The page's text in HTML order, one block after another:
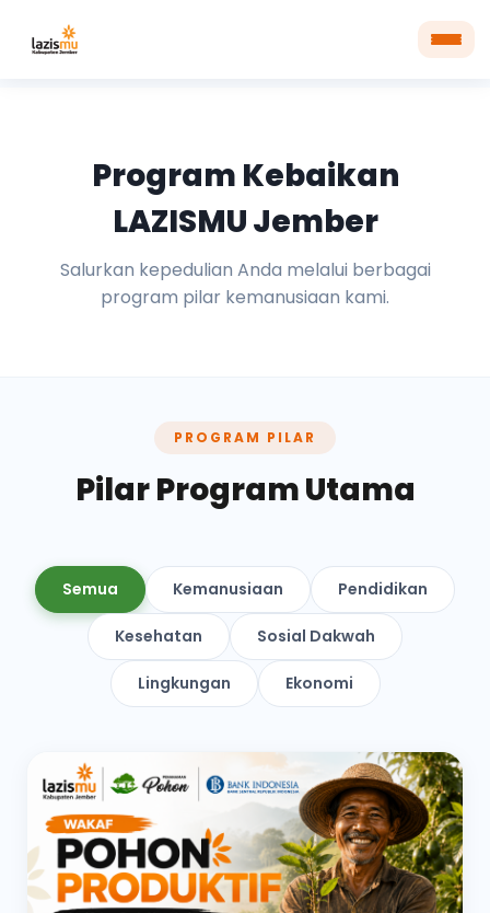
Program Kebaikan
LAZISMU Jember
Salurkan kepedulian Anda melalui berbagai
program pilar kemanusiaan kami.
PROGRAM PILAR
Pilar Program Utama
Semua Kemanusiaan Pendidikan
Kesehatan Sosial Dakwah
Lingkungan Ekonomi